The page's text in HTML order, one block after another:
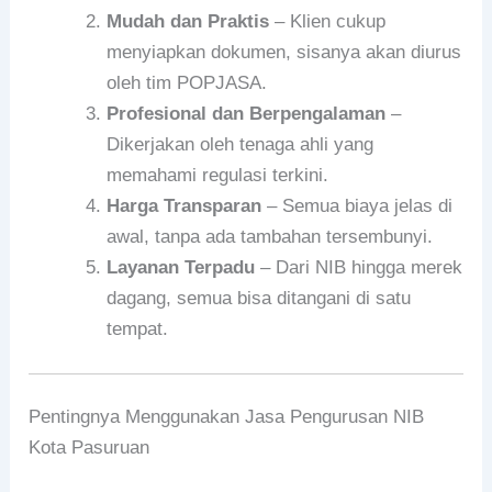
Mudah dan Praktis – Klien cukup
menyiapkan dokumen, sisanya akan diurus
oleh tim POPJASA.
Profesional dan Berpengalaman –
Dikerjakan oleh tenaga ahli yang
memahami regulasi terkini.
Harga Transparan – Semua biaya jelas di
awal, tanpa ada tambahan tersembunyi.
Layanan Terpadu – Dari NIB hingga merek
dagang, semua bisa ditangani di satu
tempat.
Pentingnya Menggunakan Jasa Pengurusan NIB
Kota Pasuruan